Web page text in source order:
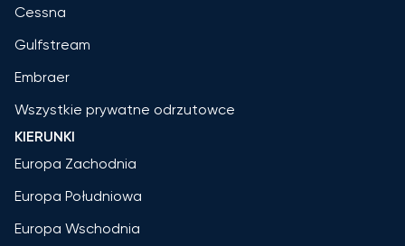
Cessna
Gulfstream
Embraer
Wszystkie prywatne odrzutowce
KIERUNKI
Europa Zachodnia
Europa Południowa
Europa Wschodnia